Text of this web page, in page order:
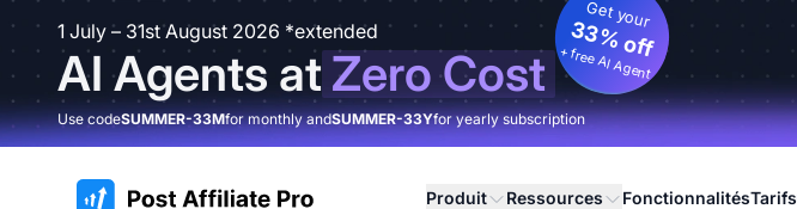
1 July – 31st August 2026 *extended
AI Agents atZero Cost
Get your
33% off
+ free AI Agent
Use codeSUMMER-33Mfor monthly andSUMMER-33Yfor yearly subscription
:site.title Produit Ressources FonctionnalitésTarifs